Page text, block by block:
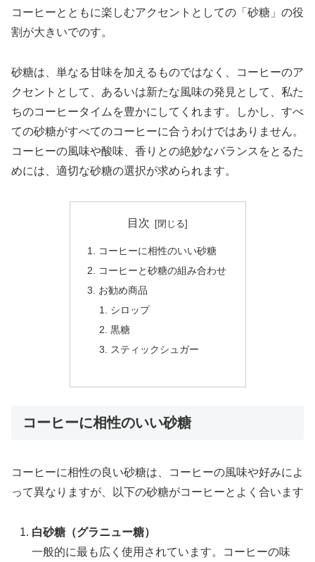
コーヒーとともに楽しむアクセントとしての「砂糖」の役
割が大きいでのす。
砂糖は、単なる甘味を加えるものではなく、コーヒーのア
クセントとして、あるいは新たな風味の発見として、私た
ちのコーヒータイムを豊かにしてくれます。しかし、すべ
ての砂糖がすべてのコーヒーに合うわけではありません。
コーヒーの風味や酸味、香りとの絶妙なバランスをとるた
めには、適切な砂糖の選択が求められます。
目次
コーヒーに相性のいい砂糖
コーヒーと砂糖の組み合わせ
お勧め商品
シロップ
黒糖
スティックシュガー
コーヒーに相性のいい砂糖
コーヒーに相性の良い砂糖は、コーヒーの風味や好みによ
って異なりますが、以下の砂糖がコーヒーとよく合います
白砂糖（グラニュー糖）
一般的に最も広く使用されています。コーヒーの味